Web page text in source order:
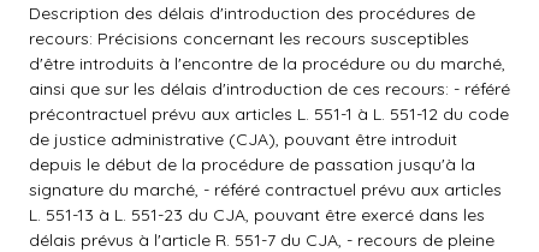
Description des délais d'introduction des procédures de
recours: Précisions concernant les recours susceptibles
d'être introduits à l'encontre de la procédure ou du marché,
ainsi que sur les délais d'introduction de ces recours: - référé
précontractuel prévu aux articles L. 551-1 à L. 551-12 du code
de justice administrative (CJA), pouvant être introduit
depuis le début de la procédure de passation jusqu'à la
signature du marché, - référé contractuel prévu aux articles
L. 551-13 à L. 551-23 du CJA, pouvant être exercé dans les
délais prévus à l'article R. 551-7 du CJA, - recours de pleine